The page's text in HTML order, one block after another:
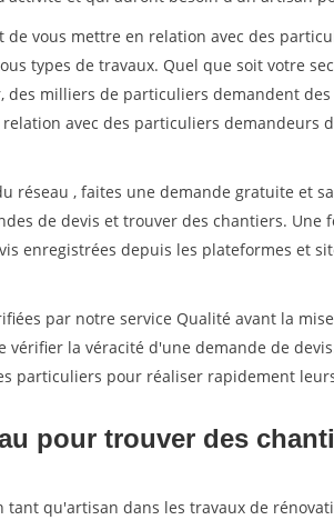
vous mettre en relation avec des
types de travaux. Quel que soit votre
des milliers de particuliers demandent
avec des particuliers demandeurs
réseau , faites une demande gratuite et
de devis et trouver des chantiers. Une
enregistrées depuis les plateformes et
par notre service Qualité avant la
vérifier la véracité d'une demande de
particuliers pour réaliser rapidement
pour trouver des
qu'artisan dans les travaux de